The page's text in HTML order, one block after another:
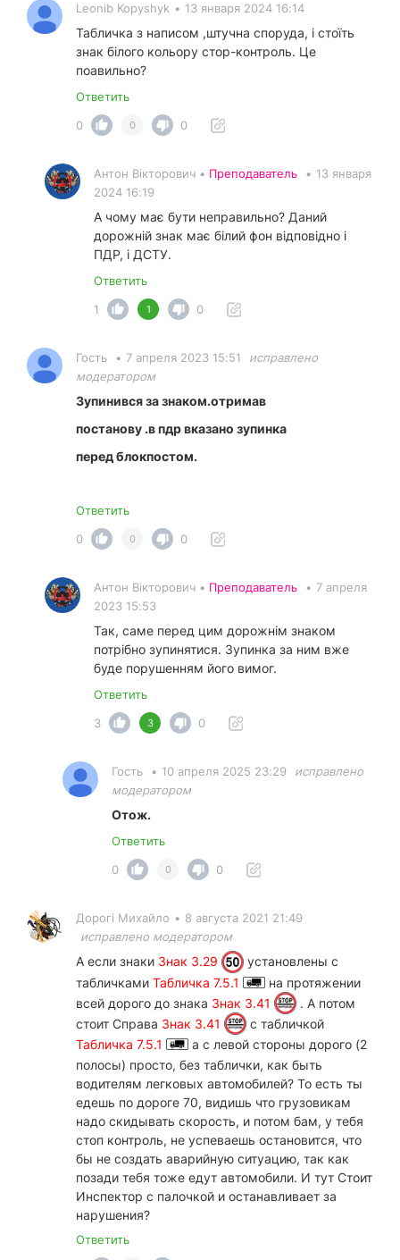
Leonib Kopyshyk • 13 января 2024 16:14
Табличка з написом ,штучна споруда, і стоїть
знак білого кольору стор-контроль. Це
поавильно?
Ответить
0
0 0
Антон Вікторович • Преподаватель • 13 января
2024 16:19
А чому має бути неправильно? Даний
дорожній знак має білий фон відповідно і
ПДР, і ДСТУ.
Ответить
1
1 0
Гость • 7 апреля 2023 15:51
исправлено
модератором
Зупинився за знаком.отримав
постанову .в пдр вказано зупинка
перед блокпостом.
Ответить
0
0 0
Антон Вікторович • Преподаватель • 7 апреля
2023 15:53
Так, саме перед цим дорожнім знаком
потрібно зупинятися. Зупинка за ним вже
буде порушенням його вимог.
Ответить
3
3 0
Гость • 10 апреля 2025 23:29
исправлено
модератором
Отож.
Ответить
0
0 0
Дорогі Михайло • 8 августа 2021 21:49
исправлено модератором
А если знаки Знак 3.29
установлены с
табличками Табличка 7.5.1
на протяжении
всей дорого до знака Знак 3.41
. А потом
стоит Справа Знак 3.41
с табличкой
Табличка 7.5.1
а с левой стороны дорого (2
полосы) просто, без таблички, как быть
водителям легковых автомобилей? То есть ты
едешь по дороге 70, видишь что грузовикам
надо скидывать скорость, и потом бам, у тебя
стоп контроль, не успеваешь остановится, что
бы не создать аварийную ситуацию, так как
позади тебя тоже едут автомобили. И тут Стоит
Инспектор с палочкой и останавливает за
нарушения?
Ответить